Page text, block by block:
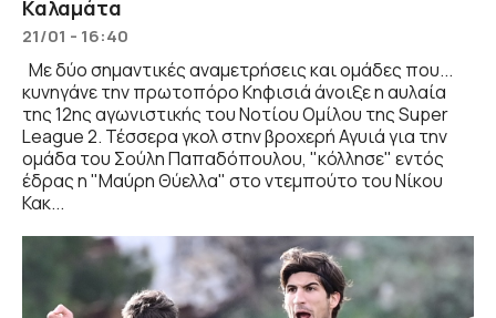
Καλαμάτα
21/01 - 16:40
Με δύο σημαντικές αναμετρήσεις και ομάδες που...
κυνηγάνε την πρωτοπόρο Κηφισιά άνοιξε η αυλαία
της 12ης αγωνιστικής του Νοτίου Ομίλου της Super
League 2. Τέσσερα γκολ στην βροχερή Αγυιά για την
ομάδα του Σούλη Παπαδόπουλου, "κόλλησε" εντός
έδρας η "Μαύρη Θύελλα" στο ντεμπούτο του Νίκου
Κακ...